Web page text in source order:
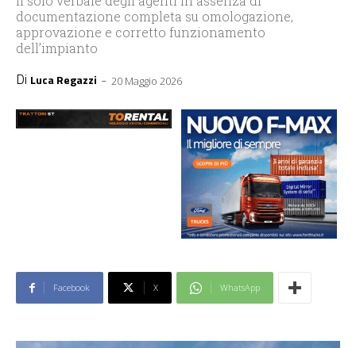
documentazione completa su omologazione,
approvazione e corretto funzionamento
dell’impianto
Di Luca Regazzi - 20 Maggio 2026
Facebook X WhatsApp